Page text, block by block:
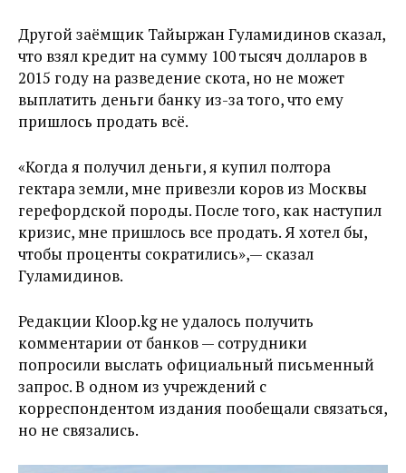
Другой заёмщик Тайыржан Гуламидинов сказал,
что взял кредит на сумму 100 тысяч долларов в
2015 году на разведение скота, но не может
выплатить деньги банку из-за того, что ему
пришлось продать всё.
«Когда я получил деньги, я купил полтора
гектара земли, мне привезли коров из Москвы
герефордской породы. После того, как наступил
кризис, мне пришлось все продать. Я хотел бы,
чтобы проценты сократились»,— сказал
Гуламидинов.
Редакции Kloop.kg не удалось получить
комментарии от банков — сотрудники
попросили выслать официальный письменный
запрос. В одном из учреждений с
корреспондентом издания пообещали связаться,
но не связались.